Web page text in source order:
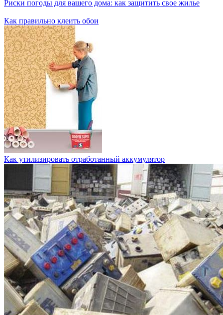
Риски погоды для вашего дома: как защитить свое жилье
Как правильно клеить обои
Как утилизировать отработанный аккумулятор